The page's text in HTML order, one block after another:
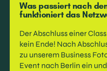
Was passiert nach
funktioniert das
Der Abschluss einer
kein Ende! Nach
zu unserem Business
Event nach Berlin ein